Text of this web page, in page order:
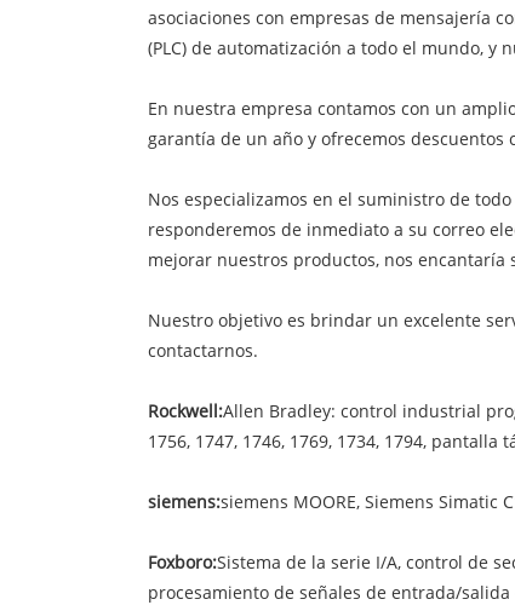
asociaciones con empresas de mensajería
(PLC) de automatización a todo el mundo,
En nuestra empresa contamos con un
garantía de un año y ofrecemos descuentos
Nos especializamos en el suministro de
responderemos de inmediato a su correo
mejorar nuestros productos, nos
Nuestro objetivo es brindar un excelente
contactarnos.
Rockwell:Allen Bradley: control industrial
1756, 1747, 1746, 1769, 1734, 1794, pantalla
siemens:siemens MOORE, Siemens Simatic
Foxboro:Sistema de la serie I/A, control de
procesamiento de señales de entrada/